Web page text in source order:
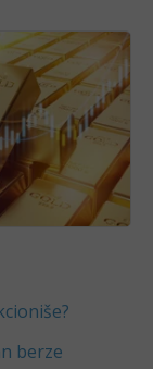
berze